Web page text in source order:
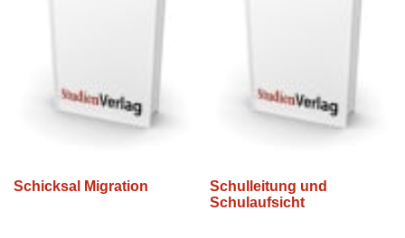
Schicksal Migration
Schulleitung und
Schulaufsicht